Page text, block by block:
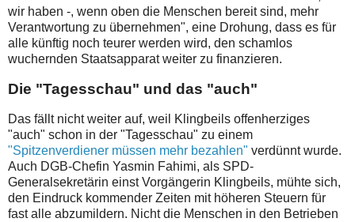
wir haben -, wenn oben die Menschen bereit sind, mehr
Verantwortung zu übernehmen", eine Drohung, dass es für
alle künftig noch teurer werden wird, den schamlos
wuchernden Staatsapparat weiter zu finanzieren.
Die "Tagesschau" und das "auch"
Das fällt nicht weiter auf, weil Klingbeils offenherziges
"auch" schon in der "Tagesschau" zu einem
"Spitzenverdiener müssen mehr bezahlen" verdünnt wurde.
Auch DGB-Chefin Yasmin Fahimi, als SPD-
Generalsekretärin einst Vorgängerin Klingbeils, mühte sich,
den Eindruck kommender Zeiten mit höheren Steuern für
fast alle abzumildern. Nicht die Menschen in den Betrieben